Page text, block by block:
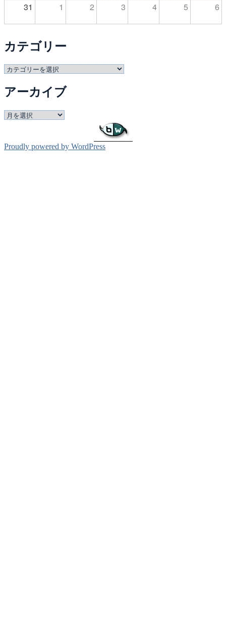
31 1 2 3 4 5 6
カテゴリー
カ
ゴ
ー
アーカイブ
ア
イ
Proudly powered by WordPress